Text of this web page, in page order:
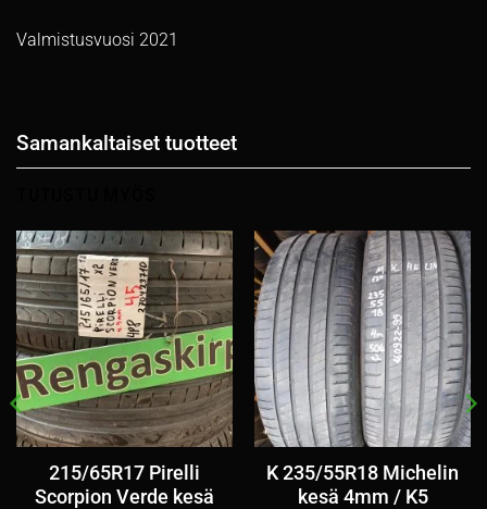
Valmistusvuosi 2021
Samankaltaiset tuotteet
215/65R17 Pirelli
Scorpion Verde kesä
K 235/55R18 Michelin
kesä 4mm / K5